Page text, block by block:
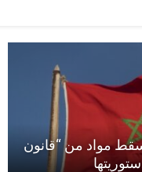
مواد من “قانون